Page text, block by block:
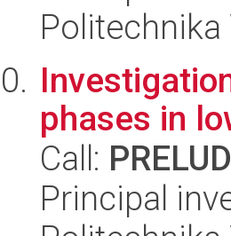
Politechnika
phases in
Call:
Principal